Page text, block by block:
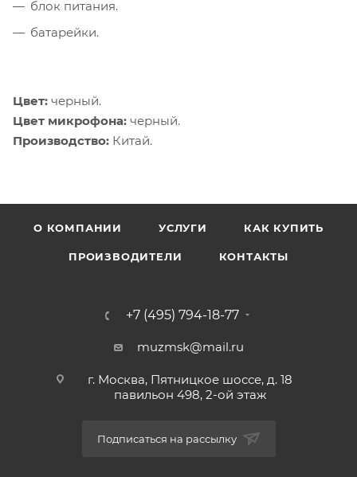
блок питания.
батарейки.
Цвет: черный.
Цвет микрофона: черный.
Производство: Китай.
О КОМПАНИИ УСЛУГИ КАК КУПИТЬ
ПРОИЗВОДИТЕЛИ КОНТАКТЫ
+7 (495) 794-18-77
muzmsk@mail.ru
г. Москва, Пятницкое шоссе, д. 18
павильон 498, 2-ой этаж
Подписаться на рассылку